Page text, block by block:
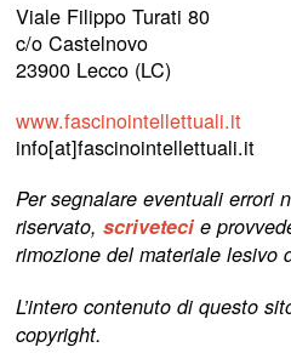
Viale Filippo Turati 80
c/o Castelnovo
23900 Lecco (LC)
www.fascinointellettuali.it
info[at]fascinointellettuali.it
Per segnalare eventuali errori
riservato,scriveteci e
rimozione del materiale lesivo
L’intero contenuto di questo
copyright.